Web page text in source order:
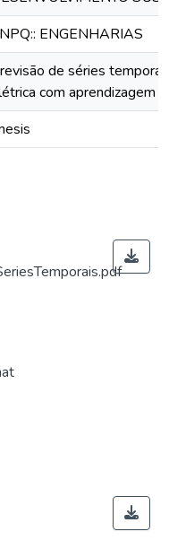
ENGENHARIAS
de séries
com aprendizagem